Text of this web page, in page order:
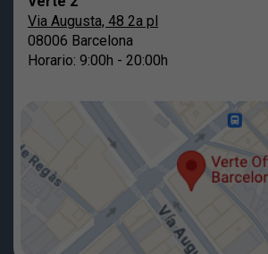
Via Augusta, 48 2a pl
08006 Barcelona
Horario: 9:00h - 20:00h